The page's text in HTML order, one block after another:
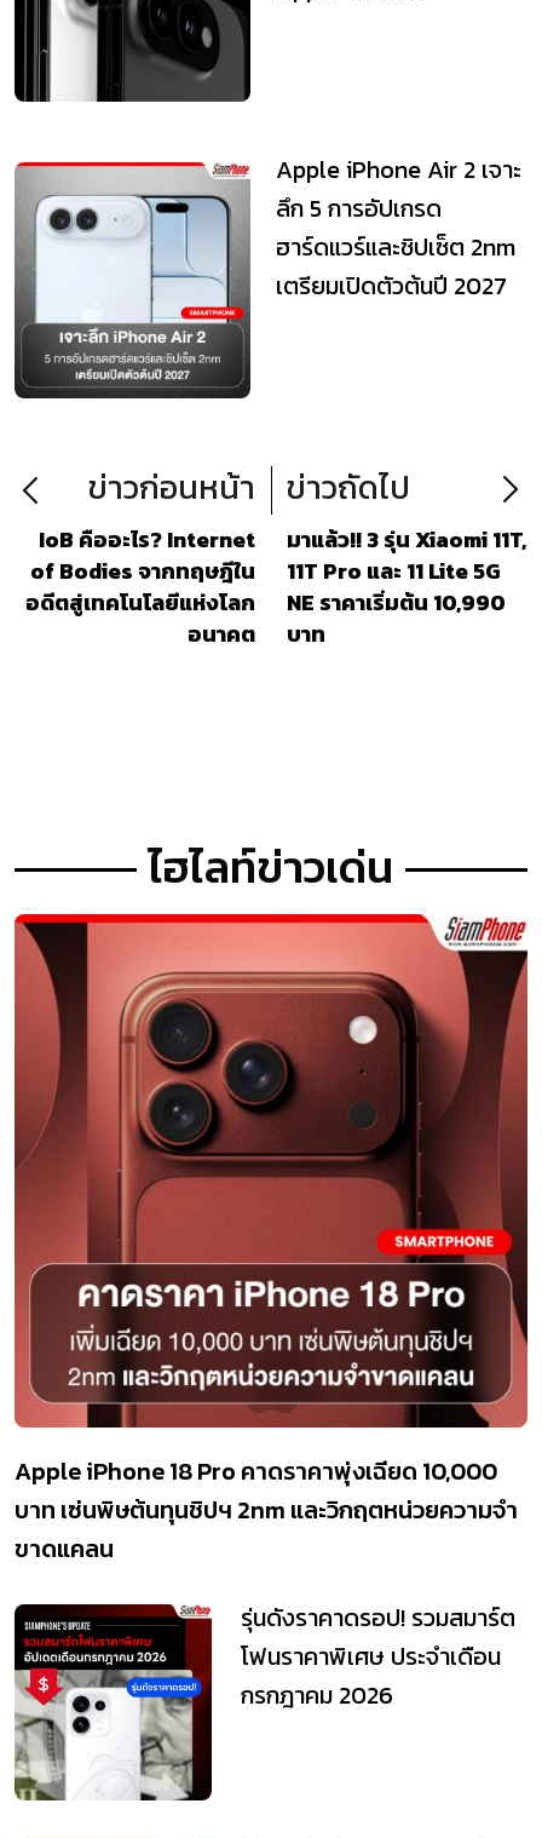
Apple iPhone Air 2 เจาะ
ลึก 5 การอัปเกรด
ฮาร์ดแวร์และชิปเซ็ต 2nm
เตรียมเปิดตัวต้นปี 2027
ข่าวก่อนหน้า
IoB คืออะไร? Internet
of Bodies จากทฤษฎีใน
อดีตสู่เทคโนโลยีแห่งโลก
อนาคต
ข่าวถัดไป
มาแล้ว!! 3 รุ่น Xiaomi 11​T,
11T Pro และ 11 Lite 5G
NE ราคาเริ่มต้น 10,990
บาท
ไฮไลท์ข่าวเด่น
Apple iPhone 18 Pro คาดราคาพุ่งเฉียด 10,000
บาท เซ่นพิษต้นทุนชิปฯ 2nm และวิกฤตหน่วยความจำ
ขาดแคลน
รุ่นดังราคาดรอป! รวมสมาร์ต
โฟนราคาพิเศษ ประจำเดือน
กรกฎาคม 2026